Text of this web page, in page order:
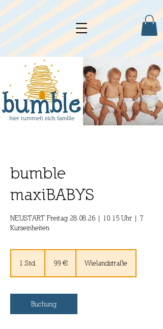
bumble
maxiBABYS
NEUSTART Freitag 28.08.26 | 10.15 Uhr | 7
Kurseinheiten
1 Std.
d
99 € Wielandstraße
Buchung